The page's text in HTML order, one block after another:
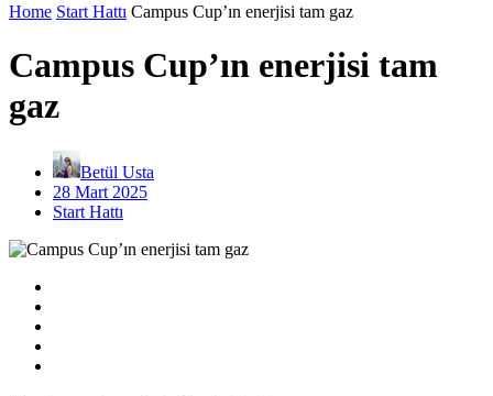
Home Start Hattı Campus Cup’ın enerjisi tam gaz
Campus Cup’ın enerjisi tam
gaz
Betül Usta
28 Mart 2025
Start Hattı